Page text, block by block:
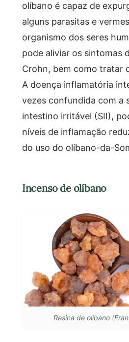
olíbano é capaz de
alguns parasitas e
organismo dos seres
pode aliviar os sintomas
Crohn, bem como tratar
A doença inflamatória
vezes confundida com a
intestino irritável (SII),
níveis de inflamação
do uso do olíbano-da-
Incenso de olíbano
Resina de olíbano